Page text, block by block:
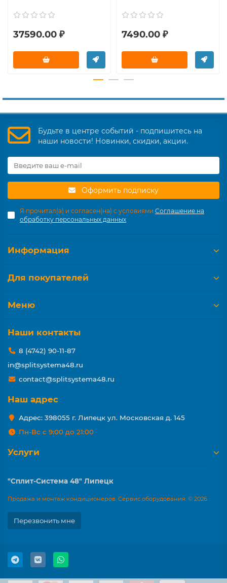
37590.00 ₽ 7490.00 ₽
Будьте в центре событий - подпишитесь на
наши новости! Новинки, скидки, акции.
Оформить подписку
Я прочитал(а) и согласен(на) с условиями Соглашение на
обработку персональных данных
Информация
Для покупателей
Меню
Наши контакты
8 (4742) 90-11-87
in@splitsystema48.ru
contact@splitsystema48.ru
Наш адрес
Адрес: 398055 г. Липецк ул. Московская д. 145
Пн-Вс с 9:00 до 21:00
Услуги
"Сплит-Система 48" Липецк
Продажа и монтаж кондиционеров. Сервис оборудования. © 2026
Перезвонить мне